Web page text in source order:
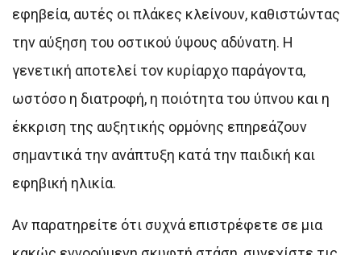
εφηβεία, αυτές οι πλάκες κλείνουν, καθιστώντας
την αύξηση του οστικού ύψους αδύνατη. Η
γενετική αποτελεί τον κυρίαρχο παράγοντα,
ωστόσο η διατροφή, η ποιότητα του ύπνου και η
έκκριση της αυξητικής ορμόνης επηρεάζουν
σημαντικά την ανάπτυξη κατά την παιδική και
εφηβική ηλικία.
Αν παρατηρείτε ότι συχνά επιστρέφετε σε μια